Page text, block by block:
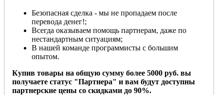
Безопасная сделка - мы не пропадаем после
перевода денег!;
Всегда оказываем помощь партнерам, даже по
нестандартным ситуациям;
В нашей команде программисты с большим
опытом.
Купив товары на общую сумму более 5000 руб. вы
получаете статус "Партнера" и вам будут доступны
партнерские цены со скидками до 90%.